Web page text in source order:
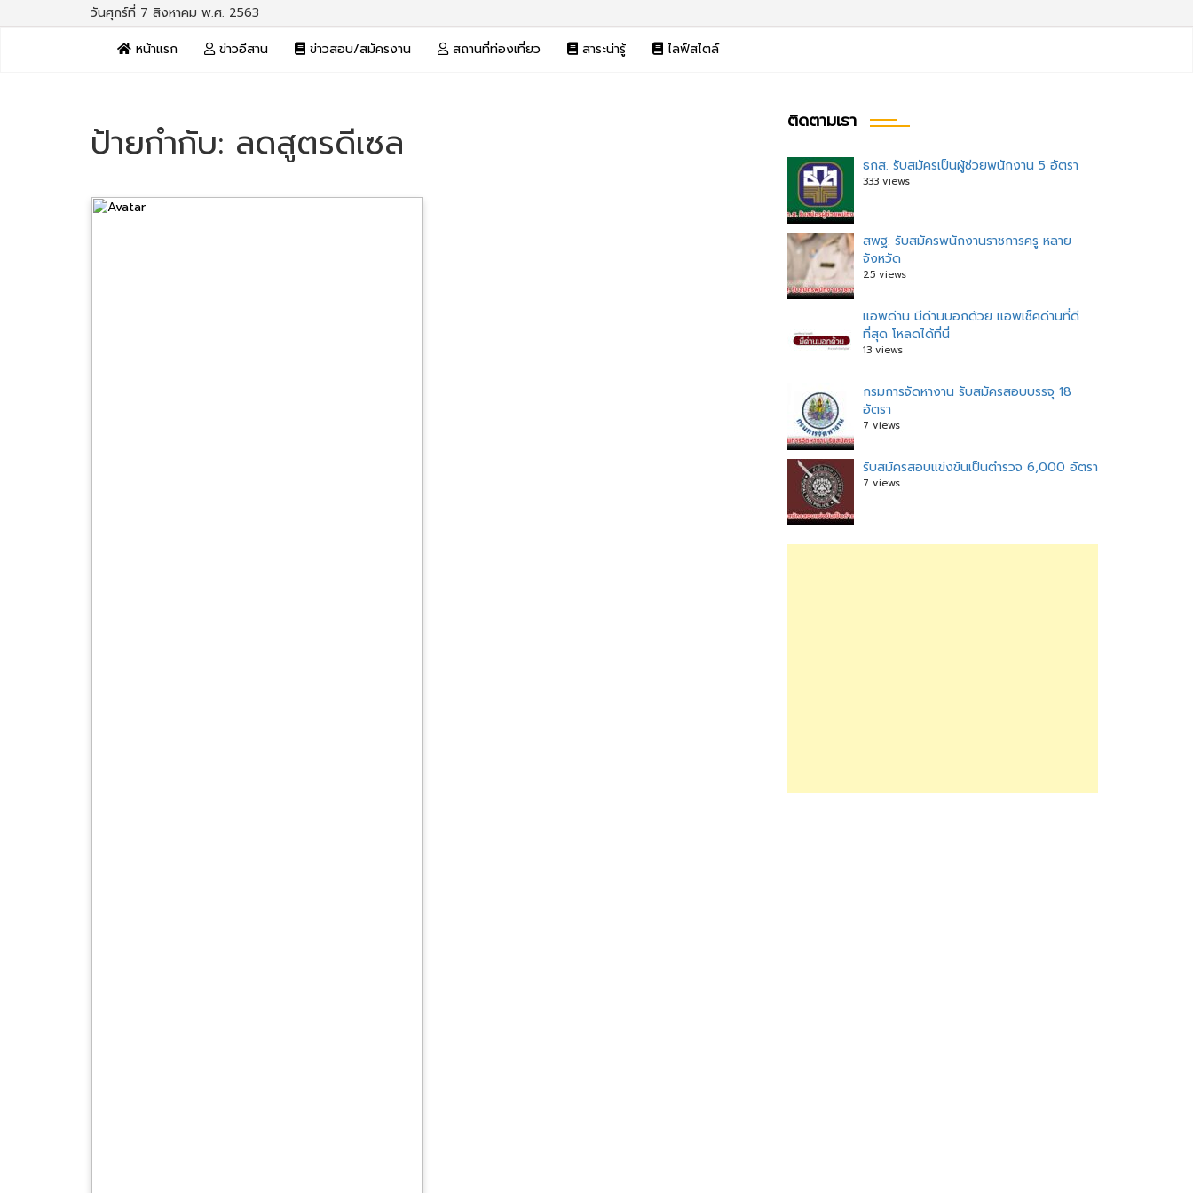
วันศุกร์ที่ 7 สิงหาคม พ.ศ. 2563
หน้าแรก
ข่าวอีสาน ข่าวสอบ/สมัครงาน สถานที่ท่องเที่ยว สาระน่ารู้ ไลฟ์สไตล์
ป้ายกำกับ: ลดสูตรดีเซล ติดตามเรา
ธกส. รับสมัครเป็นผู้ช่วยพนักงาน 5 อัตรา
333 views
สพฐ. รับสมัครพนักงานราชการครู หลาย
จังหวัด
25 views
แอพด่าน มีด่านบอกด้วย แอพเช็คด่านที่ดี
ที่สุด โหลดได้ที่นี่
13 views
กรมการจัดหางาน รับสมัครสอบบรรจุ 18
อัตรา
7 views
รับสมัครสอบแข่งขันเป็นตำรวจ 6,000 อัตรา
7 views